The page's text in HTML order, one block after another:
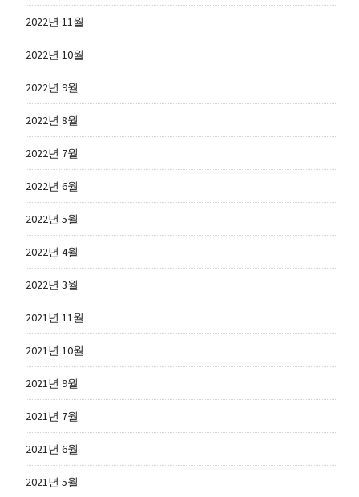
2022년 11월
2022년 10월
2022년 9월
2022년 8월
2022년 7월
2022년 6월
2022년 5월
2022년 4월
2022년 3월
2021년 11월
2021년 10월
2021년 9월
2021년 7월
2021년 6월
2021년 5월